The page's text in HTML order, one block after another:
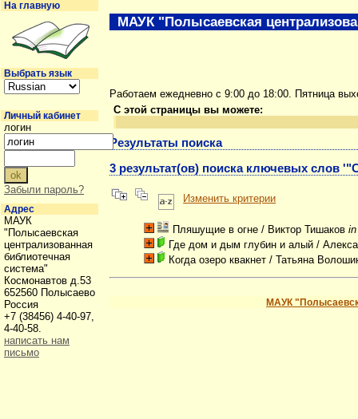
Работаем ежедневно с 9:00 до 18:00. Пятница
С этой страницы вы можете:
Результаты поиска
3 результат(ов) поиска ключевых слов
Изменить критерии
Пляшущие в огне / Виктор Тишаков
Где дом и дым глубин и алый /
Когда озеро квакнет / Татьяна
МАУК
МАУК "Полысаевская
На главную
Выбрать язык
Личный кабинет
логин
Забыли пароль?
Адрес
МАУК
"Полысаевская
централизованная
библиотечная
система"
Космонавтов д.53
652560 Полысаево
Россия
+7 (38456) 4-40-97,
4-40-58.
написать нам
письмо